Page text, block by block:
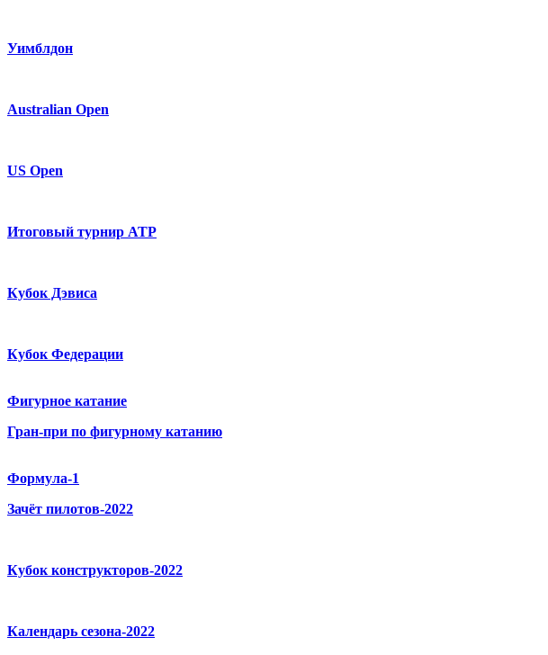
Уимблдон
Australian Open
US Open
Итоговый турнир ATP
Кубок Дэвиса
Кубок Федерации
Фигурное катание
Гран-при по фигурному катанию
Формула-1
Зачёт пилотов-2022
Кубок конструкторов-2022
Календарь сезона-2022